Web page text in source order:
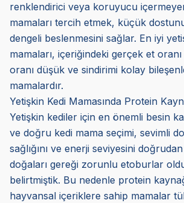
renklendirici veya koruyucu
mamaları tercih etmek, küçük
dengeli beslenmesini sağlar. En iyi
mamaları, içeriğindeki gerçek et
oranı düşük ve sindirimi kolay
mamalardır.
Yetişkin Kedi Mamasında Protein
Yetişkin kediler için en önemli besin
ve doğru kedi mama seçimi, sevimli
sağlığını ve enerji seviyesini
doğaları gereği zorunlu etoburlar
belirtmiştik. Bu nedenle protein
hayvansal içeriklere sahip mamalar